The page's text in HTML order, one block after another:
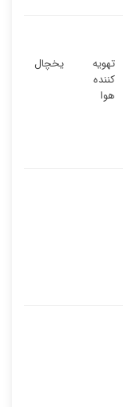
تهویه
کننده
هوا
یخچال